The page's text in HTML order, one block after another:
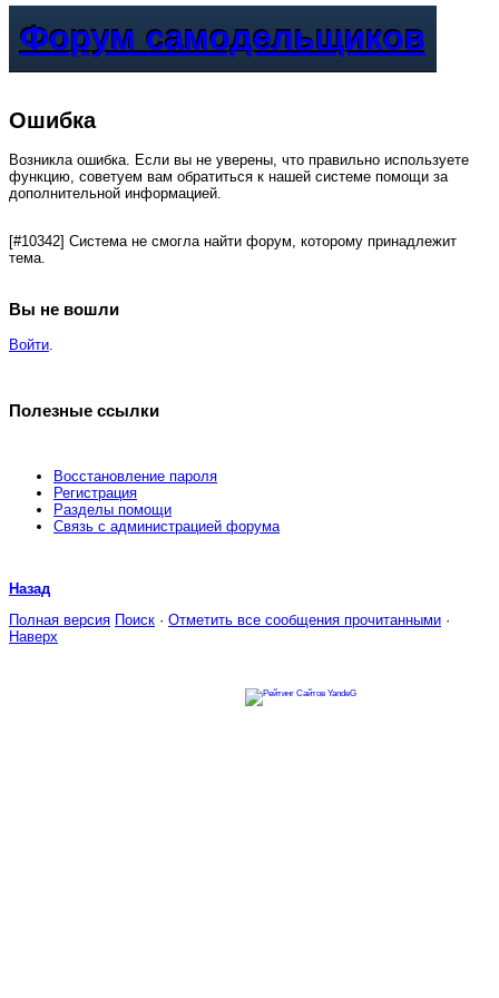
Форум самодельщиков
Ошибка
Возникла ошибка. Если вы не уверены, что правильно используете
функцию, советуем вам обратиться к нашей системе помощи за
дополнительной информацией.
[#10342] Система не смогла найти форум, которому принадлежит
тема.
Вы не вошли
Войти
Полезные ссылки
Восстановление пароля
Регистрация
Разделы помощи
Связь с администрацией форума
Назад
Полная версия Поиск · Отметить все сообщения прочитанными ·
Наверх